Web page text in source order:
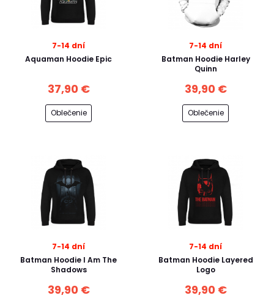
7-14 dní
Aquaman Hoodie Epic
37,90 €
Oblečenie
7-14 dní
Batman Hoodie Harley
Quinn
39,90 €
Oblečenie
7-14 dní
Batman Hoodie I Am The
Shadows
39,90 €
7-14 dní
Batman Hoodie Layered
Logo
39,90 €